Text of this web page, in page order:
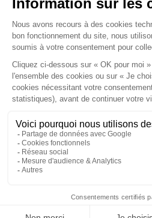
CABINET
2 bis Avenue de
33350 ST MAGNE-
Tél :05 57 55 87 30 -
Email :gaucher-
NOUS
NOUS
Honoraires Plan du site